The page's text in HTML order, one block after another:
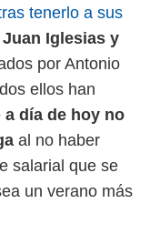
tenerlo a sus
Juan Iglesias y
por Antonio
ellos han
a día de hoy no
al no haber
salarial que se
un verano más